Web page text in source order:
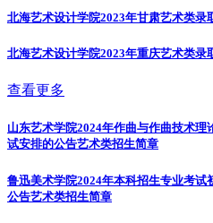
北海艺术设计学院2023年甘肃艺术类录
北海艺术设计学院2023年重庆艺术类录
查看更多
山东艺术学院2024年作曲与作曲技术
试安排的公告艺术类招生简章
鲁迅美术学院2024年本科招生专业考
公告艺术类招生简章